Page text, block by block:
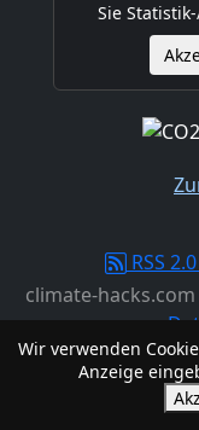
Sie
RSS
climate-hacks.com
Wir verwenden
Anzeige